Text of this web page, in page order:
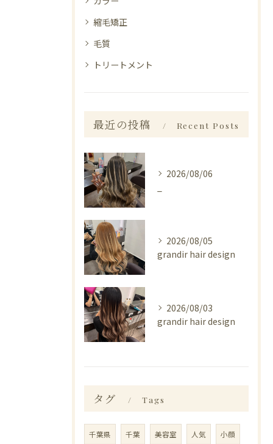
縮毛矯正
毛質
トリートメント
最近の投稿 Recent Posts
2026/08/06
2026/08/05
grandir hair design
2026/08/03
grandir hair design
タグ Tags
千葉県 千葉 美容室 人気 小顔